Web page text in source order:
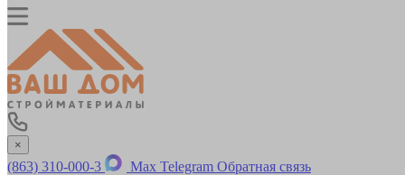
×
(863) 310-000-3 Max Telegram Обратная связь